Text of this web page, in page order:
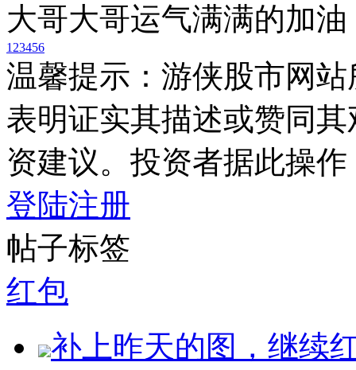
大哥大哥运气满满的加油
1 23456
温馨提示：游侠股市网
表明证实其描述或赞同
资建议。投资者据此操
登陆注册
帖子标签
红包
补上昨天的图，继续